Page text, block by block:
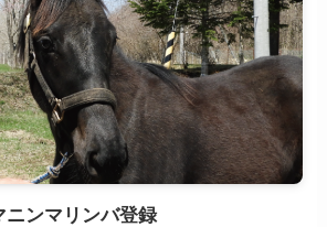
ニンマリンバ登録